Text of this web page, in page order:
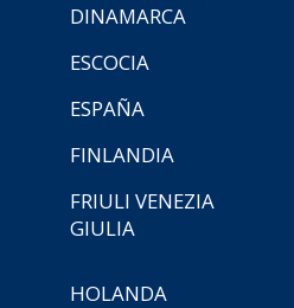
DINAMARCA
ESCOCIA
ESPAÑA
FINLANDIA
FRIULI VENEZIA
GIULIA
HOLANDA